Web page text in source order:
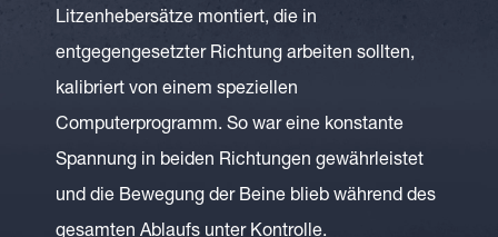
Litzenhebersätze montiert, die in
entgegengesetzter Richtung arbeiten sollten,
kalibriert von einem speziellen
Computerprogramm. So war eine konstante
Spannung in beiden Richtungen gewährleistet
und die Bewegung der Beine blieb während des
gesamten Ablaufs unter Kontrolle.